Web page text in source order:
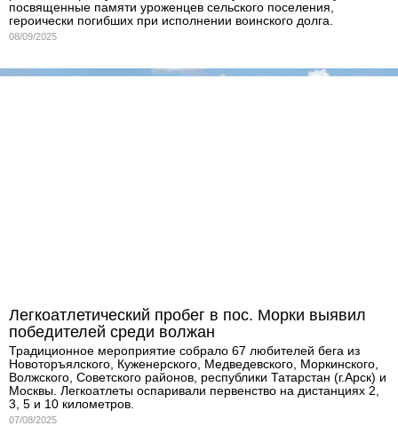
посвященные памяти уроженцев сельского поселения,
героически погибших при исполнении воинского долга.
08/09/2025
Легкоатлетический пробег в пос. Морки выявил
победителей среди волжан
Традиционное мероприятие собрало 67 любителей бега из
Новоторъялского, Куженерского, Медведевского, Моркинского,
Волжского, Советского районов, республики Татарстан (г.Арск) и
Москвы. Легкоатлеты оспаривали первенство на дистанциях 2,
3, 5 и 10 километров.
07/08/2025